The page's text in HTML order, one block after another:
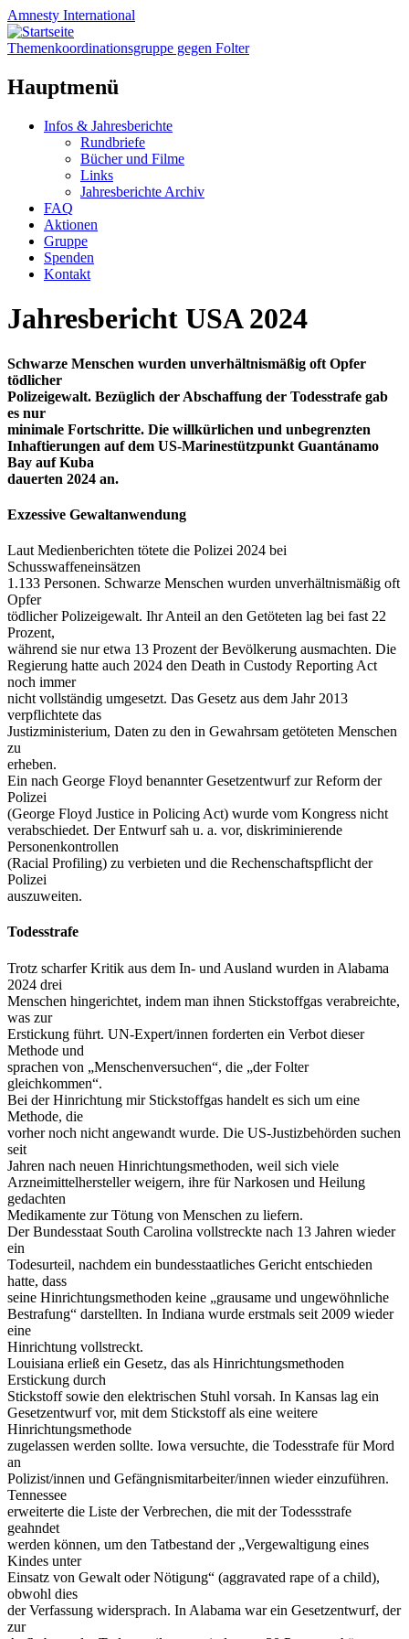
Amnesty International
Themenkoordinationsgruppe gegen Folter
Hauptmenü
Zum
Infos & Jahresberichte
Rundbriefe
Bücher und Filme
Links
Jahresberichte Archiv
FAQ
Aktionen
Gruppe
Spenden
Kontakt
Jahresbericht USA 2024
Schwarze Menschen wurden unverhältnismäßig oft Opfer
tödlicher
Polizeigewalt. Bezüglich der Abschaffung der Todesstrafe gab
es nur
minimale Fortschritte. Die willkürlichen und unbegrenzten
Inhaftierungen auf dem US-Marinestützpunkt Guantánamo
Bay auf Kuba
dauerten 2024 an.
Exzessive Gewaltanwendung
Laut Medienberichten tötete die Polizei 2024 bei
Schusswaffeneinsätzen
1.133 Personen. Schwarze Menschen wurden unverhältnismäßig oft
Opfer
tödlicher Polizeigewalt. Ihr Anteil an den Getöteten lag bei fast 22
Prozent,
während sie nur etwa 13 Prozent der Bevölkerung ausmachten. Die
Regierung hatte auch 2024 den Death in Custody Reporting Act
noch immer
nicht vollständig umgesetzt. Das Gesetz aus dem Jahr 2013
verpflichtete das
Justizministerium, Daten zu den in Gewahrsam getöteten Menschen
zu
erheben.
Ein nach George Floyd benannter Gesetzentwurf zur Reform der
Polizei
(George Floyd Justice in Policing Act) wurde vom Kongress nicht
verabschiedet. Der Entwurf sah u. a. vor, diskriminierende
Personenkontrollen
(Racial Profiling) zu verbieten und die Rechenschaftspflicht der
Polizei
auszuweiten.
Todesstrafe
Trotz scharfer Kritik aus dem In- und Ausland wurden in Alabama
2024 drei
Menschen hingerichtet, indem man ihnen Stickstoffgas verabreichte,
was zur
Erstickung führt. UN-Expert/innen forderten ein Verbot dieser
Methode und
sprachen von „Menschenversuchen“, die „der Folter
gleichkommen“.
Bei der Hinrichtung mir Stickstoffgas handelt es sich um eine
Methode, die
vorher noch nicht angewandt wurde. Die US-Justizbehörden suchen
seit
Jahren nach neuen Hinrichtungsmethoden, weil sich viele
Arzneimittelhersteller weigern, ihre für Narkosen und Heilung
gedachten
Medikamente zur Tötung von Menschen zu liefern.
Der Bundesstaat South Carolina vollstreckte nach 13 Jahren wieder
ein
Todesurteil, nachdem ein bundesstaatliches Gericht entschieden
hatte, dass
seine Hinrichtungsmethoden keine „grausame und ungewöhnliche
Bestrafung“ darstellten. In Indiana wurde erstmals seit 2009 wieder
eine
Hinrichtung vollstreckt.
Louisiana erließ ein Gesetz, das als Hinrichtungsmethoden
Erstickung durch
Stickstoff sowie den elektrischen Stuhl vorsah. In Kansas lag ein
Gesetzentwurf vor, mit dem Stickstoff als eine weitere
Hinrichtungsmethode
zugelassen werden sollte. Iowa versuchte, die Todesstrafe für Mord
an
Polizist/innen und Gefängnismitarbeiter/innen wieder einzuführen.
Tennessee
erweiterte die Liste der Verbrechen, die mit der Todessstrafe
geahndet
werden können, um den Tatbestand der „Vergewaltigung eines
Kindes unter
Einsatz von Gewalt oder Nötigung“ (aggravated rape of a child),
obwohl dies
der Verfassung widersprach. In Alabama war ein Gesetzentwurf, der
zur